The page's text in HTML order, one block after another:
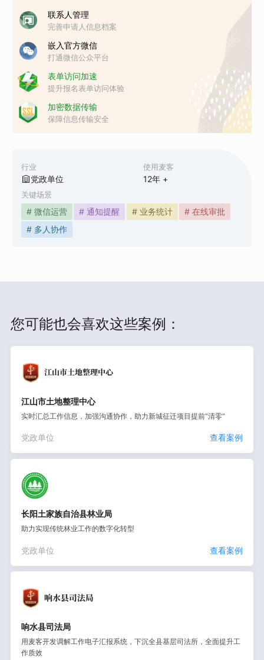
行业
党政单位
使用麦客
12年 +
关键场景
# 微信运营 # 通知提醒 # 业务统计
# 在线审批
# 多人协作
联系人管理
完善申请人信息档案
嵌入官方微信
打通微信公众平台
表单访问加速
提升报名表单访问体验
加密数据传输
保障信息传输安全
您可能也会喜欢这些案例：
江山市土地整理中心
实时汇总工作信息，加强沟通协作，助力新城征迁项目提前“清零”
党政单位 查看案例
长阳土家族自治县林业局
助力实现传统林业工作的数字化转型
党政单位 查看案例
响水县司法局
用麦客开发调解工作电子汇报系统，下沉全县基层司法所，全面提升工
作质效